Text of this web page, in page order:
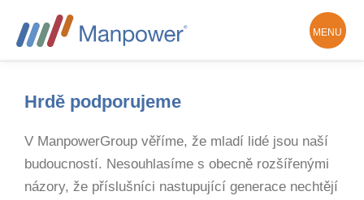
Hledám práci O Manpower
Kontakty a pobočky
MENU
Hrdě podporujeme
V ManpowerGroup věříme, že mladí lidé jsou naší
budoucností. Nesouhlasíme s obecně rozšířenými
názory, že příslušníci nastupující generace nechtějí